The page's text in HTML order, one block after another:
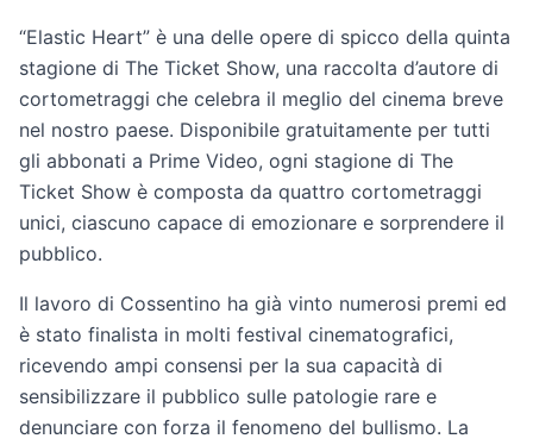
“Elastic Heart” è una delle opere di spicco della quinta
stagione di The Ticket Show, una raccolta d’autore di
cortometraggi che celebra il meglio del cinema breve
nel nostro paese. Disponibile gratuitamente per tutti
gli abbonati a Prime Video, ogni stagione di The
Ticket Show è composta da quattro cortometraggi
unici, ciascuno capace di emozionare e sorprendere il
pubblico.
Il lavoro di Cossentino ha già vinto numerosi premi ed
è stato finalista in molti festival cinematografici,
ricevendo ampi consensi per la sua capacità di
sensibilizzare il pubblico sulle patologie rare e
denunciare con forza il fenomeno del bullismo. La